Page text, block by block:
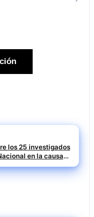
los 25 investigados
en la causa